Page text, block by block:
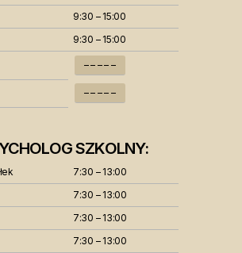
9:30 – 15:00
9:30 – 15:00
– – – – –
– – – – –
SZKOLNY:
7:30 – 13:00
7:30 – 13:00
7:30 – 13:00
7:30 – 13:00